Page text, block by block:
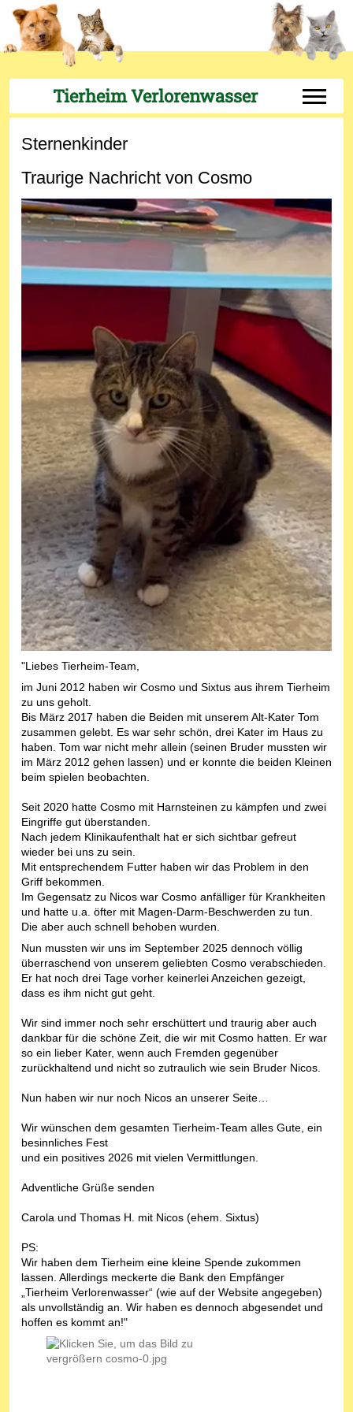
Tierheim Verlorenwasser Off-
Sternenkinder
Traurige Nachricht von Cosmo
"Liebes Tierheim-Team,
im Juni 2012 haben wir Cosmo und Sixtus aus ihrem Tierheim
zu uns geholt.
Bis März 2017 haben die Beiden mit unserem Alt-Kater Tom
zusammen gelebt. Es war sehr schön, drei Kater im Haus zu
haben. Tom war nicht mehr allein (seinen Bruder mussten wir
im März 2012 gehen lassen) und er konnte die beiden Kleinen
beim spielen beobachten.
Seit 2020 hatte Cosmo mit Harnsteinen zu kämpfen und zwei
Eingriffe gut überstanden.
Nach jedem Klinikaufenthalt hat er sich sichtbar gefreut
wieder bei uns zu sein.
Mit entsprechendem Futter haben wir das Problem in den
Griff bekommen.
Im Gegensatz zu Nicos war Cosmo anfälliger für Krankheiten
und hatte u.a. öfter mit Magen-Darm-Beschwerden zu tun.
Die aber auch schnell behoben wurden.
Nun mussten wir uns im September 2025 dennoch völlig
überraschend von unserem geliebten Cosmo verabschieden.
Er hat noch drei Tage vorher keinerlei Anzeichen gezeigt,
dass es ihm nicht gut geht.
Wir sind immer noch sehr erschüttert und traurig aber auch
dankbar für die schöne Zeit, die wir mit Cosmo hatten. Er war
so ein lieber Kater, wenn auch Fremden gegenüber
zurückhaltend und nicht so zutraulich wie sein Bruder Nicos.
Nun haben wir nur noch Nicos an unserer Seite…
Wir wünschen dem gesamten Tierheim-Team alles Gute, ein
besinnliches Fest
und ein positives 2026 mit vielen Vermittlungen.
Adventliche Grüße senden
Carola und Thomas H. mit Nicos (ehem. Sixtus)
PS:
Wir haben dem Tierheim eine kleine Spende zukommen
lassen. Allerdings meckerte die Bank den Empfänger
„Tierheim Verlorenwasser“ (wie auf der Website angegeben)
als unvollständig an. Wir haben es dennoch abgesendet und
hoffen es kommt an!"